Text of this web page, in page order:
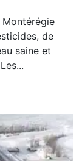
de
saine et